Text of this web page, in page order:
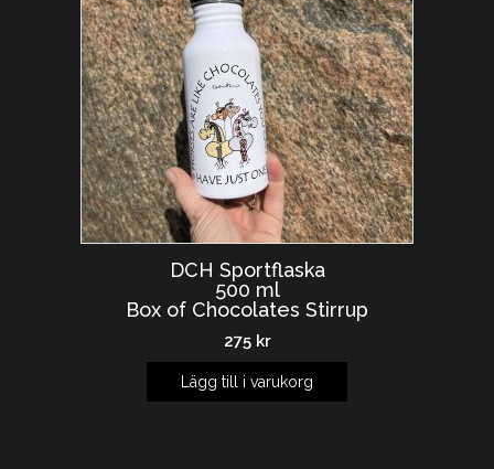
DCH Sportflaska
500 ml
Box of Chocolates Stirrup
275 kr
Lägg till i varukorg